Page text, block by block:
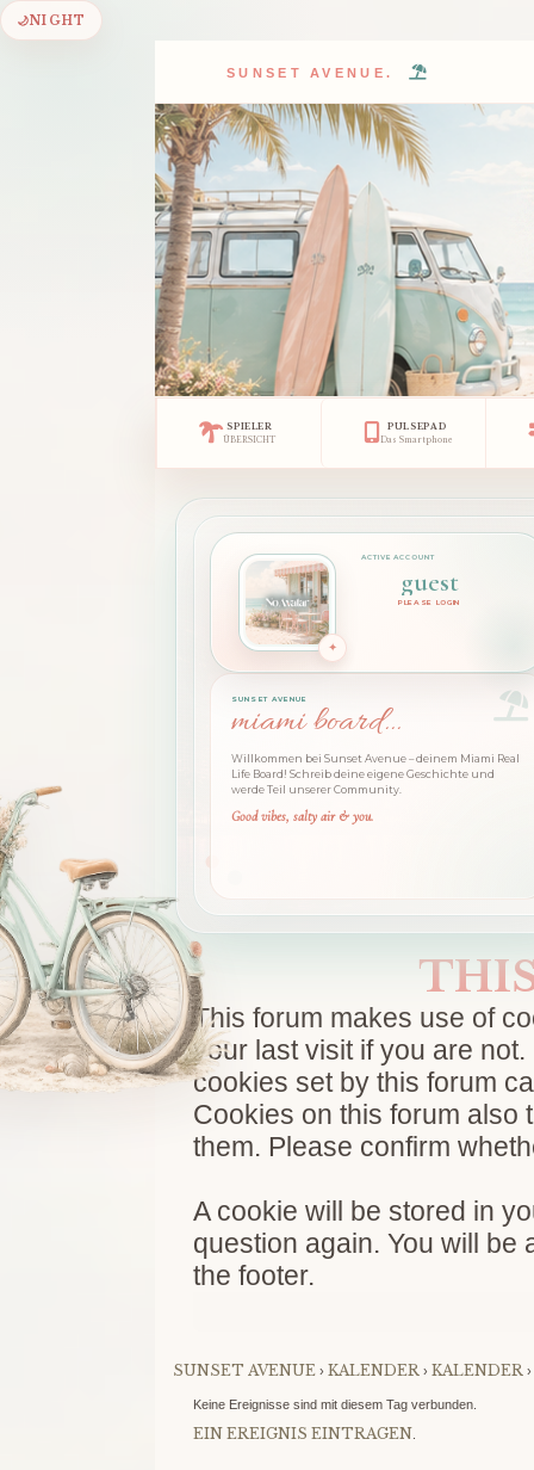
🌙NIGHT
SUNSET AVENUE.
SPIELER
ÜBERSICHT
PULSEPAD
Das Smartphone
guest
PLEASE LOGIN
SUNSET AVENUE
miami board...
Willkommen bei Sunset Avenue – deinem Miami Real
Life Board! Schreib deine eigene Geschichte und
werde Teil unserer Community.
Good vibes, salty air & you.
This forum makes use of
your last visit if you are
cookies set by this forum
Cookies on this forum also
them. Please confirm
A cookie will be stored in
question again. You will be
the footer.
SUNSET AVENUE › KALENDER › KALENDER ›
Keine Ereignisse sind mit diesem Tag verbunden.
EIN EREIGNIS EINTRAGEN